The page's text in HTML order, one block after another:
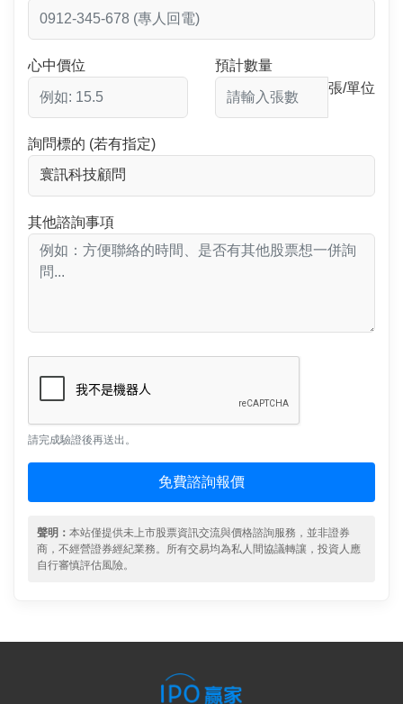
心中價位
預計數量
張/單位
詢問標的 (若有指定)
其他諮詢事項
請完成驗證後再送出。
免費諮詢報價
聲明： 本站僅提供未上市股票資訊交流與價格諮詢服務，並非證券
商，不經營證券經紀業務。所有交易均為私人間協議轉讓，投資人應
自行審慎評估風險。